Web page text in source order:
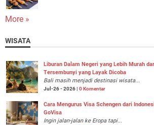
More »
WISATA
Liburan Dalam Negeri yang Lebih Murah
Tersembunyi yang Layak Dicoba
Bali masih menjadi destinasi wisata...
Jul-26 - 2026 | 0 Komentar
Cara Mengurus Visa Schengen dari
GoVisa
Ingin jalan-jalan ke Eropa tapi...